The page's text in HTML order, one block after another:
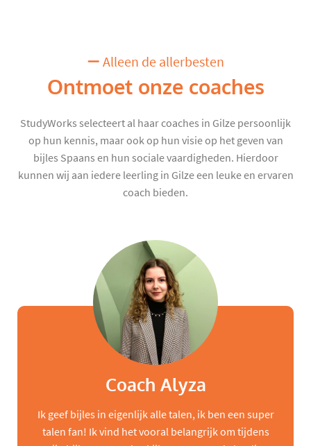
Alleen de allerbesten
Ontmoet onze coaches
StudyWorks selecteert al haar coaches in Gilze persoonlijk
op hun kennis, maar ook op hun visie op het geven van
bijles Spaans en hun sociale vaardigheden. Hierdoor
kunnen wij aan iedere leerling in Gilze een leuke en ervaren
coach bieden.
Coach Alyza
Ik geef bijles in eigenlijk alle talen, ik ben een super
talen fan! Ik vind het vooral belangrijk om tijdens